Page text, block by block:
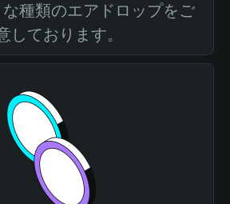
種類のエアドロップをご
しております。